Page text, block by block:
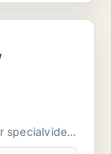
specialviden